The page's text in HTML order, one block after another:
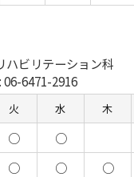
ハビリテーション科
06-6471-2916
火 水 木
○ ○
○ ○ ○